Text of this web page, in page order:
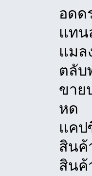
อดด
แทน
แมล
ตลับ
ขาย
หด
แคป
สินค้
สินค้